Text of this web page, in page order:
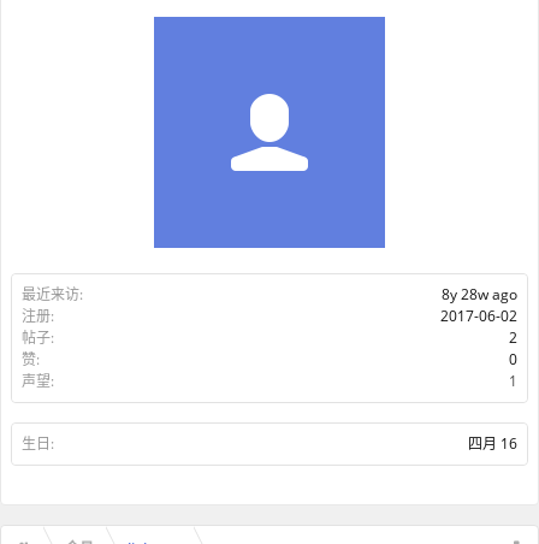
最近来访:
8y 28w ago
注册:
2017-06-02
帖子:
2
赞:
0
声望:
1
生日: 四月 16